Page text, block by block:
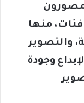
منها
والتصوير
وجودة